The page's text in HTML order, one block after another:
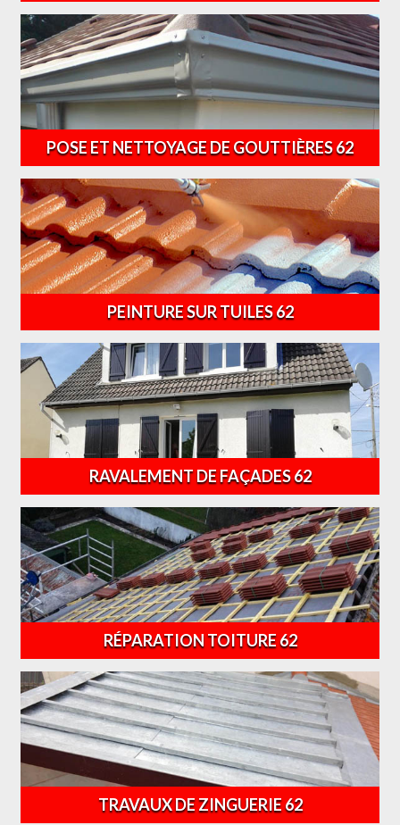
POSE ET NETTOYAGE DE GOUTTIÈRES 62
PEINTURE SUR TUILES 62
RAVALEMENT DE FAÇADES 62
RÉPARATION TOITURE 62
TRAVAUX DE ZINGUERIE 62